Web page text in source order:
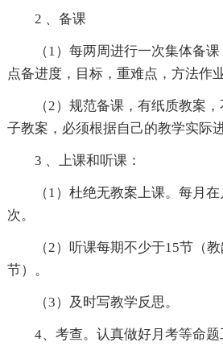
2 、备课
（1）每两周进行一次集体备
点备进度，目标，重难点，方法作
（2）规范备课，有纸质教案
子教案，必须根据自己的教学实际
3 、上课和听课：
（1）杜绝无教案上课。每月
次。
（2）听课每期不少于15节（
节）。
（3）及时写教学反思。
4、考查。认真做好月考等命